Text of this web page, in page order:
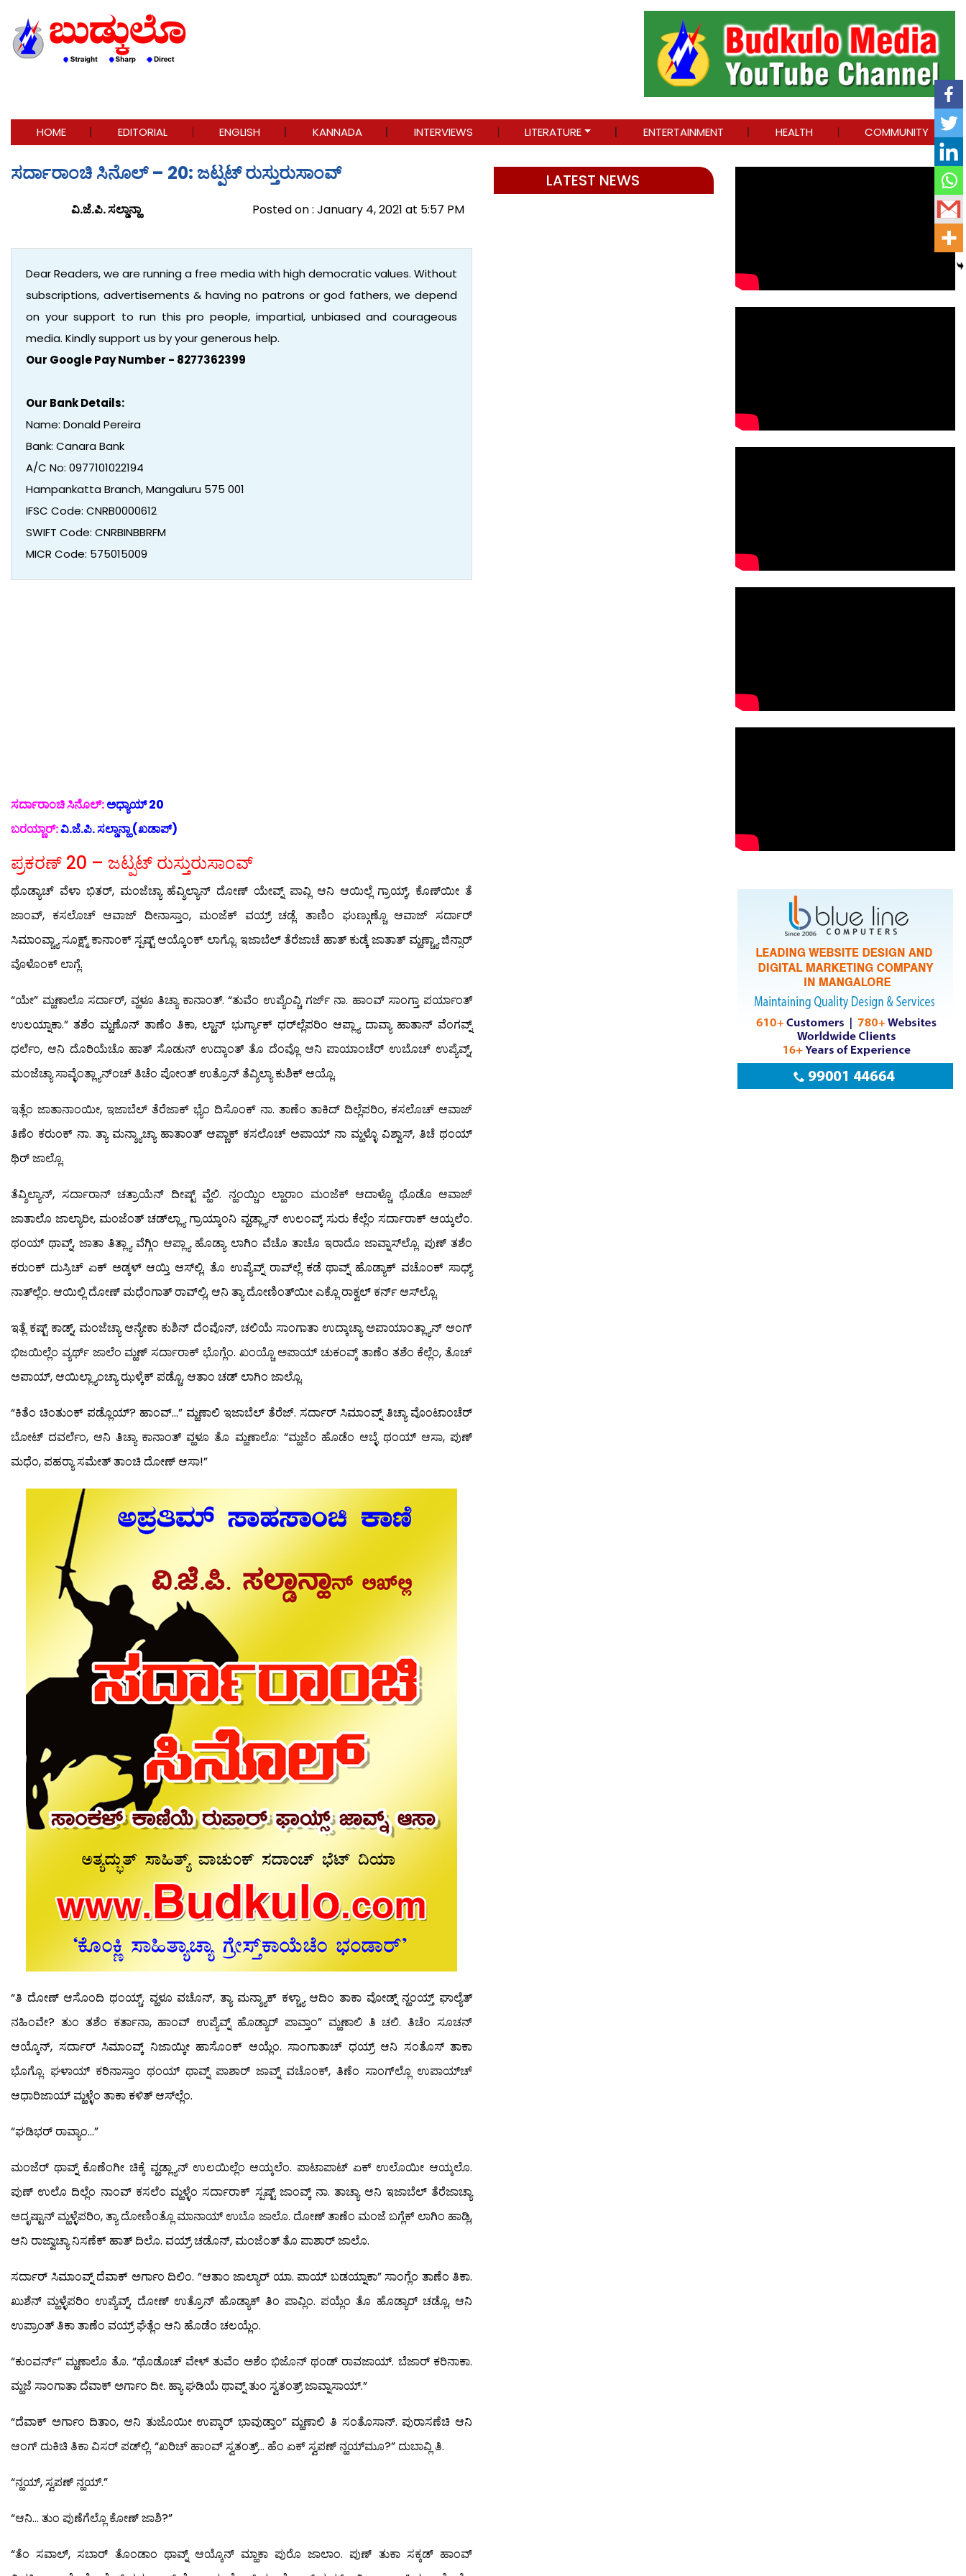
HOME EDITORIAL ENGLISH KANNADA INTERVIEWS LITERATURE ENTERTAINMENT HEALTH COMMUNITY
ಸರ್ದಾರಾಂಚಿ ಸಿನೊಲ್ – 20: ಜಟ್ಪಟ್ ರುಸ್ತುರುಸಾಂವ್
ವಿ.ಜೆ.ಪಿ. ಸಲ್ಡಾನ್ಹಾ Posted on : January 4, 2021 at 5:57 PM
Dear Readers, we are running a free media with high democratic values. Without
subscriptions, advertisements & having no patrons or god fathers, we depend
on your support to run this pro people, impartial, unbiased and courageous
media. Kindly support us by your generous help.
Our Google Pay Number - 8277362399
Our Bank Details:
Name: Donald Pereira
Bank: Canara Bank
A/C No: 0977101022194
Hampankatta Branch, Mangaluru 575 001
IFSC Code: CNRB0000612
SWIFT Code: CNRBINBBRFM
MICR Code: 575015009
ಸರ್ದಾರಾಂಚಿ ಸಿನೊಲ್:ಅಧ್ಯಾಯ್ 20
ಬರಯ್ಣಾರ್:ವಿ.ಜೆ.ಪಿ. ಸಲ್ಡಾನ್ಹಾ (ಖಡಾಪ್)
ಪ್ರಕರಣ್ 20 – ಜಟ್ಪಟ್ ರುಸ್ತುರುಸಾಂವ್
ಥೊಡ್ಯಾಚ್ ವೆಳಾ ಭಿತರ್, ಮಂಜೆಚ್ಯಾ ಹೆವ್ಶಿಲ್ಯಾನ್ ದೋಣ್ ಯೇವ್ನ್ ಪಾವ್ಲಿ ಆನಿ ಆಯಿಲ್ಲೆ ಗ್ರಾಯ್ಕ್, ಕೊಣ್‍ಯೀ ತೆ
ಜಾಂವ್, ಕಸಲೊಚ್ ಆವಾಜ್ ದೀನಾಸ್ತಾಂ, ಮಂಜೆಕ್ ವಯ್ರ್ ಚಡ್ಲೆ. ತಾಣಿಂ ಘುಣ್ಗುಣ್ಚೊ ಆವಾಜ್ ಸರ್ದಾರ್
ಸಿಮಾಂವ್ಚ್ಯಾ ಸೂಕ್ಷ್ಮ್ ಕಾನಾಂಕ್ ಸ್ಪಷ್ಟ್ ಆಯ್ಕೊಂಕ್ ಲಾಗ್ಲೊ. ಇಜಾಬೆಲ್ ತೆರೆಜಾಚೆ ಹಾತ್ ಕುಡ್ಕೆ ಜಾತಾತ್ ಮ್ಹಣ್ಚ್ಯಾ ಜಿನ್ಸಾರ್
ವೊಳೊಂಕ್ ಲಾಗ್ಲೆ.
“ಯೇ” ಮ್ಹಣಾಲೊ ಸರ್ದಾರ್, ವ್ಹಳೂ ತಿಚ್ಯಾ ಕಾನಾಂತ್. “ತುವೆಂ ಉಪ್ಯೆಂವ್ಚಿ ಗರ್ಜ್ ನಾ. ಹಾಂವ್ ಸಾಂಗ್ತಾ ಪರ್ಯಾಂತ್
ಉಲಯ್ನಾಕಾ.” ತಶೆಂ ಮ್ಹಣೊನ್ ತಾಣೆಂ ತಿಕಾ, ಲ್ಹಾನ್ ಭುರ್ಗ್ಯಾಕ್ ಧರ್‌ಲ್ಲೆಪರಿಂ ಆಪ್ಲ್ಯಾ ದಾವ್ಯಾ ಹಾತಾನ್ ವೆಂಗವ್ನ್
ಧರ್ಲೆಂ, ಆನಿ ದೊರಿಯೆಚೊ ಹಾತ್ ಸೊಡುನ್ ಉದ್ಕಾಂತ್ ತೊ ದೆಂವ್ಲೊ ಆನಿ ಪಾಯಾಂಚೆರ್ ಉಬೊಚ್ ಉಪ್ಯೆವ್ನ್,
ಮಂಜೆಚ್ಯಾ ಸಾವ್ಳೆಂತ್ಲ್ಯಾನ್‍ಂಚ್ ತಿಚೆಂ ಪೋಂತ್ ಉತ್ರೊನ್ ತೆವ್ಶಿಲ್ಯಾ ಕುಶಿಕ್ ಆಯ್ಲೊ.
ಇತ್ಲೆಂ ಜಾತಾನಾಂಯೀ, ಇಜಾಬೆಲ್ ತೆರೆಜಾಕ್ ಭ್ಯೆಂ ದಿಸೊಂಕ್ ನಾ. ತಾಣೆಂ ತಾಕಿದ್ ದಿಲ್ಲೆಪರಿಂ, ಕಸಲೊಚ್ ಆವಾಜ್
ತಿಣೆಂ ಕರುಂಕ್ ನಾ. ತ್ಯಾ ಮನ್ಶ್ಯಾಚ್ಯಾ ಹಾತಾಂತ್ ಆಪ್ಣಾಕ್ ಕಸಲೊಚ್ ಅಪಾಯ್ ನಾ ಮ್ಹಳ್ಳೊ ವಿಶ್ವಾಸ್, ತಿಚೆ ಥಂಯ್
ಥಿರ್ ಜಾಲ್ಲೊ.
ತೆವ್ಶಿಲ್ಯಾನ್, ಸರ್ದಾರಾನ್ ಚತ್ರಾಯೆನ್ ದೀಷ್ಟ್ ವ್ಹೆಲಿ. ನ್ಹಂಯ್ಚಿಂ ಲ್ಹಾರಾಂ ಮಂಜೆಕ್ ಆದಾಳ್ಚೊ ಥೊಡೊ ಆವಾಜ್
ಜಾತಾಲೊ ಜಾಲ್ಯಾರೀ, ಮಂಜೆಂತ್ ಚಡ್‍ಲ್ಲ್ಯಾ ಗ್ರಾಯ್ಕಾಂನಿ ವ್ಹಡ್ಲ್ಯಾನ್ ಉಲಂವ್ಕ್ ಸುರು ಕೆಲ್ಲೆಂ ಸರ್ದಾರಾಕ್ ಆಯ್ಕಲೆಂ.
ಥಂಯ್ ಥಾವ್ನ್, ಜಾತಾ ತಿತ್ಲ್ಯಾ ವೆಗ್ಗಿಂ ಆಪ್ಲ್ಯಾ ಹೊಡ್ಯಾ ಲಾಗಿಂ ವೆಚೊ ತಾಚೊ ಇರಾದೊ ಜಾವ್ನಾಸ್‍ಲ್ಲೊ. ಪುಣ್ ತಶೆಂ
ಕರುಂಕ್ ದುಸ್ರಿಚ್ ಏಕ್ ಅಡ್ಕಳ್ ಆಯ್ತಿ ಆಸ್‍ಲ್ಲಿ. ತೊ ಉಪ್ಯೆವ್ನ್ ರಾವ್‍ಲ್ಲೆ ಕಡೆ ಥಾವ್ನ್ ಹೊಡ್ಯಾಕ್ ವಚೊಂಕ್ ಸಾಧ್ಯ್
ನಾತ್‍ಲ್ಲೆಂ. ಆಯಿಲ್ಲಿ ದೋಣ್ ಮಧೆಂಗಾತ್ ರಾವ್‍ಲ್ಲಿ, ಆನಿ ತ್ಯಾ ದೋಣಿಂತ್‍ಯೀ ಎಕ್ಲೊ ರಾಕ್ವಲ್ ಕರ್ನ್ ಆಸ್‍ಲ್ಲೊ.
ಇತ್ಲೆ ಕಷ್ಟ್ ಕಾಡ್ನ್, ಮಂಜೆಚ್ಯಾ ಆನ್ಯೇಕಾ ಕುಶಿನ್ ದೆಂವೊನ್, ಚಲಿಯೆ ಸಾಂಗಾತಾ ಉದ್ಕಾಚ್ಯಾ ಅಪಾಯಾಂತ್ಲ್ಯಾನ್ ಆಂಗ್
ಭಿಜಯಿಲ್ಲೆಂ ವ್ಯರ್ಥ್ ಜಾಲೆಂ ಮ್ಹಣ್ ಸರ್ದಾರಾಕ್ ಭೊಗ್ಲೆಂ. ಖಂಯ್ಚೊ ಅಪಾಯ್ ಚುಕಂವ್ಕ್ ತಾಣೆಂ ತಶೆಂ ಕೆಲ್ಲೆಂ, ತೊಚ್
ಅಪಾಯ್, ಆಯಿಲ್ಲ್ಯಾಂಚ್ಯಾ ಝಳ್ಕೆಕ್ ಪಡ್ಚೊ, ಆತಾಂ ಚಡ್ ಲಾಗಿಂ ಜಾಲ್ಲೊ.
“ಕಿತೆಂ ಚಿಂತುಂಕ್ ಪಡ್ಲೊಯ್? ಹಾಂವ್…” ಮ್ಹಣಾಲಿ ಇಜಾಬೆಲ್ ತೆರೆಜ್. ಸರ್ದಾರ್ ಸಿಮಾಂವ್ನ್ ತಿಚ್ಯಾ ವೊಂಟಾಂಚೆರ್
ಬೋಟ್ ದವರ್ಲೆಂ, ಆನಿ ತಿಚ್ಯಾ ಕಾನಾಂತ್ ವ್ಹಳೂ ತೊ ಮ್ಹಣಾಲೊ: “ಮ್ಹಜೆಂ ಹೊಡೆಂ ಆಬ್ಳೆ ಥಂಯ್ ಆಸಾ, ಪುಣ್
ಮಧೆಂ, ಪಹರ್‍ಯಾ ಸಮೇತ್ ತಾಂಚಿ ದೋಣ್ ಆಸಾ!”
“ತಿ ದೋಣ್ ಆಸೊಂದಿ ಥಂಯ್ಚ್. ವ್ಹಳೂ ವಚೊನ್, ತ್ಯಾ ಮನ್ಶ್ಯಾಕ್ ಕಳ್ಚ್ಯಾ ಆದಿಂ ತಾಕಾ ವೋಡ್ನ್ ನ್ಹಂಯ್ತ್ ಘಾಲ್ಯೆತ್
ನಹಿಂವೇ? ತುಂ ತಶೆಂ ಕರ್ತಾನಾ, ಹಾಂವ್ ಉಪ್ಯೆವ್ನ್ ಹೊಡ್ಯಾರ್ ಪಾವ್ತಾಂ” ಮ್ಹಣಾಲಿ ತಿ ಚಲಿ. ತಿಚೆಂ ಸೂಚನ್
ಆಯ್ಕೊನ್, ಸರ್ದಾರ್ ಸಿಮಾಂವ್ಕ್ ನಿಜಾಯ್ಕೀ ಹಾಸೊಂಕ್ ಆಯ್ಲೆಂ. ಸಾಂಗಾತಾಚ್ ಧಯ್ರ್ ಆನಿ ಸಂತೊಸ್ ತಾಕಾ
ಭೊಗ್ಲೊ. ಘಳಾಯ್ ಕರಿನಾಸ್ತಾಂ ಥಂಯ್ ಥಾವ್ನ್ ಪಾಶಾರ್ ಜಾವ್ನ್ ವಚೊಂಕ್, ತಿಣೆಂ ಸಾಂಗ್‍ಲ್ಲೊ ಉಪಾಯ್‍ಚ್
ಆಧಾರಿಜಾಯ್ ಮ್ಹಳ್ಳೆಂ ತಾಕಾ ಕಳಿತ್ ಆಸ್‍ಲ್ಲೆಂ.
“ಘಡಿಭರ್ ರಾವ್ಯಾಂ…”
ಮಂಜೆರ್ ಥಾವ್ನ್ ಕೊಣೆಂಗೀ ಚಿಕ್ಕೆ ವ್ಹಡ್ಲ್ಯಾನ್ ಉಲಯಿಲ್ಲೆಂ ಆಯ್ಕಲೆಂ. ಪಾಟಾಪಾಟ್ ಏಕ್ ಉಲೊಯೀ ಆಯ್ಕಲೊ.
ಪುಣ್ ಉಲೊ ದಿಲ್ಲೆಂ ನಾಂವ್ ಕಸಲೆಂ ಮ್ಹಳ್ಳೆಂ ಸರ್ದಾರಾಕ್ ಸ್ಪಷ್ಟ್ ಜಾಂವ್ಕ್ ನಾ. ತಾಚ್ಯಾ ಆನಿ ಇಜಾಬೆಲ್ ತೆರೆಜಾಚ್ಯಾ
ಅದೃಷ್ಟಾನ್ ಮ್ಹಳ್ಳೆಪರಿಂ, ತ್ಯಾ ದೋಣಿಂತ್ಲೊ ಮಾನಾಯ್ ಉಬೊ ಜಾಲೊ. ದೋಣ್ ತಾಣೆಂ ಮಂಜೆ ಬಗ್ಲೆಕ್ ಲಾಗಿಂ ಹಾಡ್ಲಿ,
ಆನಿ ರಾಜ್ವಾಚ್ಯಾ ನಿಸಣೆಕ್ ಹಾತ್ ದಿಲೊ. ವಯ್ರ್ ಚಡೊನ್, ಮಂಜೆಂತ್ ತೊ ಪಾಶಾರ್ ಜಾಲೊ.
ಸರ್ದಾರ್ ಸಿಮಾಂವ್ನ್ ದೆವಾಕ್ ಅರ್ಗಾಂ ದಿಲಿಂ. “ಆತಾಂ ಜಾಲ್ಯಾರ್ ಯಾ. ಪಾಯ್ ಬಡಯ್ನಾಕಾ” ಸಾಂಗ್ಲೆಂ ತಾಣೆಂ ತಿಕಾ.
ಖುಶೆನ್ ಮ್ಹಳ್ಳೆಪರಿಂ ಉಪ್ಯೆವ್ನ್, ದೋಣ್ ಉತ್ರೊನ್ ಹೊಡ್ಯಾಕ್ ತಿಂ ಪಾವ್ಲಿಂ. ಪಯ್ಲೆಂ ತೊ ಹೊಡ್ಯಾರ್ ಚಡ್ಲೊ, ಆನಿ
ಉಪ್ರಾಂತ್ ತಿಕಾ ತಾಣೆಂ ವಯ್ರ್ ಘೆತ್ಲೆಂ ಆನಿ ಹೊಡೆಂ ಚಲಯ್ಲೆಂ.
“ಕುಂವರ್ನ್” ಮ್ಹಣಾಲೊ ತೊ. “ಥೊಡೊಚ್ ವೇಳ್ ತುವೆಂ ಅಶೆಂ ಭಿಜೊನ್ ಥಂಡ್ ರಾವಜಾಯ್. ಬೆಜಾರ್ ಕರಿನಾಕಾ.
ಮ್ಹಜೆ ಸಾಂಗಾತಾ ದೆವಾಕ್ ಅರ್ಗಾಂ ದೀ. ಹ್ಯಾ ಘಡಿಯೆ ಥಾವ್ನ್ ತುಂ ಸ್ವತಂತ್ರ್ ಜಾವ್ನಾಸಾಯ್.”
“ದೆವಾಕ್ ಅರ್ಗಾಂ ದಿತಾಂ, ಆನಿ ತುಜೊಯೀ ಉಪ್ಕಾರ್ ಭಾವುಡ್ತಾಂ” ಮ್ಹಣಾಲಿ ತಿ ಸಂತೊಸಾನ್. ಪುರಾಸಣೆಚಿ ಆನಿ
ಆಂಗ್ ದುಕಿಚಿ ತಿಕಾ ವಿಸರ್ ಪಡ್‍ಲ್ಲಿ. “ಖರಿಚ್ ಹಾಂವ್ ಸ್ವತಂತ್ರ್… ಹೆಂ ಏಕ್ ಸ್ವಪಣ್ ನ್ಹಯ್‍ಮೂ?” ದುಬಾವ್ಲಿ ತಿ.
“ನ್ಹಯ್, ಸ್ವಪಣ್ ನ್ಹಯ್.”
“ಆನಿ… ತುಂ ಪುಣೆಗೆಲ್ಲೊ ಕೋಣ್ ಜಾಶಿ?”
“ತೆಂ ಸವಾಲ್, ಸಬಾರ್ ತೊಂಡಾಂ ಥಾವ್ನ್ ಆಯ್ಕೊನ್ ಮ್ಹಾಕಾ ಪುರೊ ಜಾಲಾಂ. ಪುಣ್ ತುಕಾ ಸಕ್ಕಡ್ ಹಾಂವ್
LATEST NEWS